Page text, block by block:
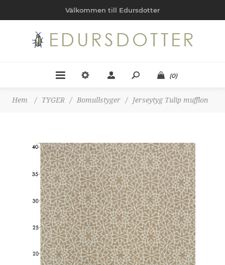
Välkommen till Edursdotter
(0)
Hem / TYGER / Bomullstyger / Jerseytyg Tulip mufflon